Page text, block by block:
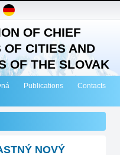
OF CHIEF
CITIES AND
OF THE SLOVAK
Publications Contacts
NOVÝ